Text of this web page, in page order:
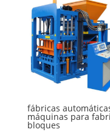
fábricas
máquinas para
bloques